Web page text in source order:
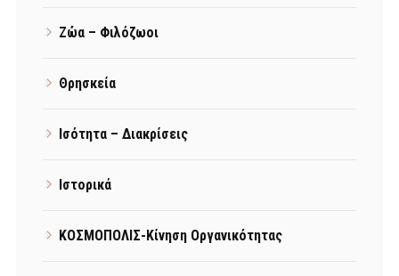
Ζώα – Φιλόζωοι
Θρησκεία
Ισότητα – Διακρίσεις
Ιστορικά
ΚΟΣΜΟΠΟΛΙΣ-Κίνηση Οργανικότητας